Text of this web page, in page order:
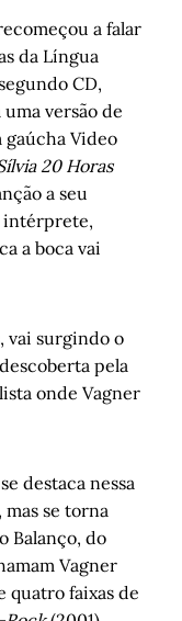
, por Kétina
de
Marilice Costi
de
Falceto
, por
III
III, por
monos da
a falar
da Língua
CD,
versão de
gaúcha Video
20 Horas
a seu
intérprete,
a boca vai
vai surgindo o
pela
onde Vagner
destaca nessa
mas se torna
Balanço, do
Vagner
quatro faixas de